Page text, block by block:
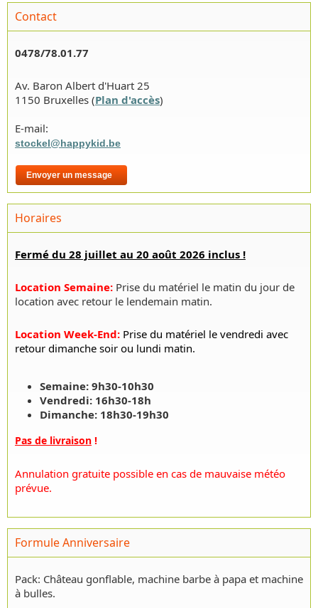
Contact
0478/78.01.77
Av. Baron Albert d'Huart 25
1150 Bruxelles (Plan d'accès)
E-mail:
stockel@happykid.be
Envoyer un message
Horaires
Fermé du 28 juillet au 20 août 2026 inclus !
Location Semaine: Prise du matériel le matin du jour de
location avec retour le lendemain matin.
Location Week-End: Prise du matériel le vendredi avec
retour dimanche soir ou lundi matin.
Semaine: 9h30-10h30
Vendredi: 16h30-18h
Dimanche: 18h30-19h30
Pas de livraison !
Annulation gratuite possible en cas de mauvaise météo
prévue.
Formule Anniversaire
Pack: Château gonflable, machine barbe à papa et machine
à bulles.